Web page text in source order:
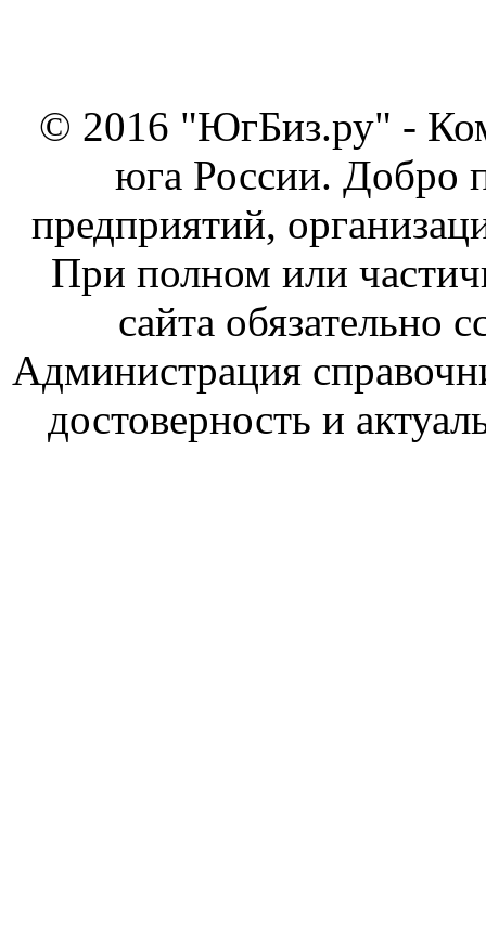
© 2016 "ЮгБиз.ру" -
юга России. Добро
предприятий,
При полном или
сайта обязательно
Администрация
достоверность и